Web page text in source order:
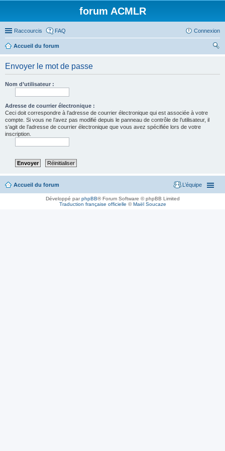
forum ACMLR
Raccourcis FAQ Connexion
Accueil du forum
Envoyer le mot de passe
Nom d’utilisateur :
Adresse de courrier électronique :
Ceci doit correspondre à l’adresse de courrier électronique qui est associée à votre
compte. Si vous ne l’avez pas modifié depuis le panneau de contrôle de l’utilisateur, il
s’agit de l’adresse de courrier électronique que vous avez spécifiée lors de votre
inscription.
Accueil du forum L’équipe
Développé parphpBB® Forum Software © phpBB Limited
Traduction française officielle ©Maël Soucaze